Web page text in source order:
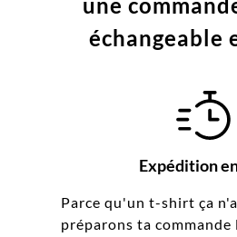
une
échangeable
Expédition
Parce qu'un t-shirt ça
préparons ta